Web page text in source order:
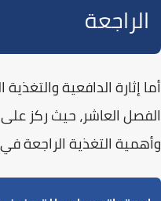
الراجعة
أماإثارة الدافعية والتغذية
الفصل العاشر، حيث ركز
وأهمية التغذية الراجعة